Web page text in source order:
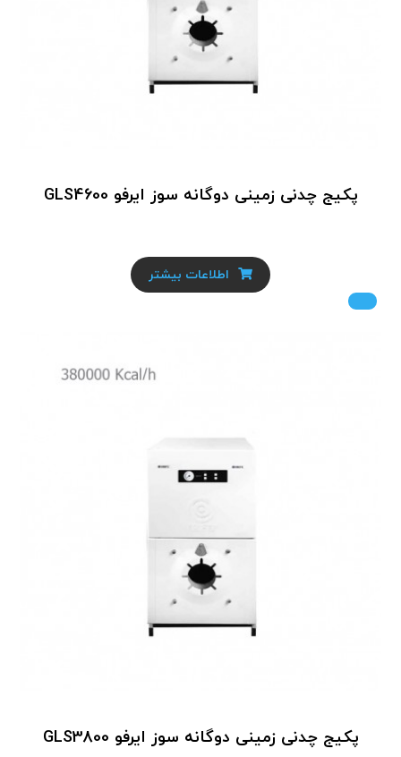
پکیج چدنی زمینی دوگانه سوز ایرفو GLS4600
اطلاعات بیشتر
پکیج چدنی زمینی دوگانه سوز ایرفو GLS3800